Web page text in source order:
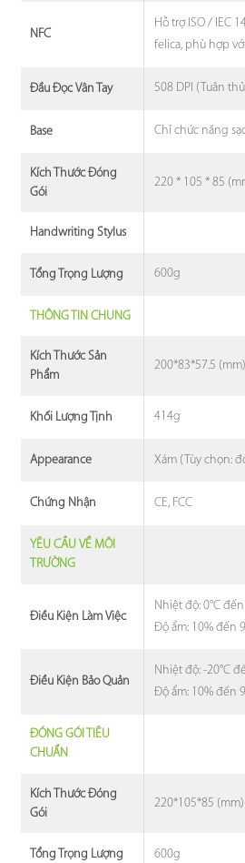
NFC
Hỗ trợ ISO / IEC
felica, phù hợp với
Đầu Đọc Vân Tay 508 DPI (Tuân thủ
Base Chỉ chức năng
Kích Thước Đóng
Gói
220 * 105 * 85
Handwriting Stylus
Tổng Trọng Lượng 600g
THÔNG TIN CHUNG
Kích Thước Sản
Phẩm
200*83*57.5
Khối Lượng Tịnh 414g
Appearance Xám (Tùy chọn:
Chứng Nhận CE, FCC
YÊU CẦU VỀ MÔI
TRƯỜNG
Điều Kiện Làm Việc
Nhiệt độ: 0°C đến
Độ ẩm: 10% đến
Điều Kiện Bảo Quản
Nhiệt độ: -20°C
Độ ẩm: 10% đến
ĐÓNG GÓI TIÊU
CHUẨN
Kích Thước Đóng
Gói
220*105*85 (mm)
Tổng Trọng Lượng 600g